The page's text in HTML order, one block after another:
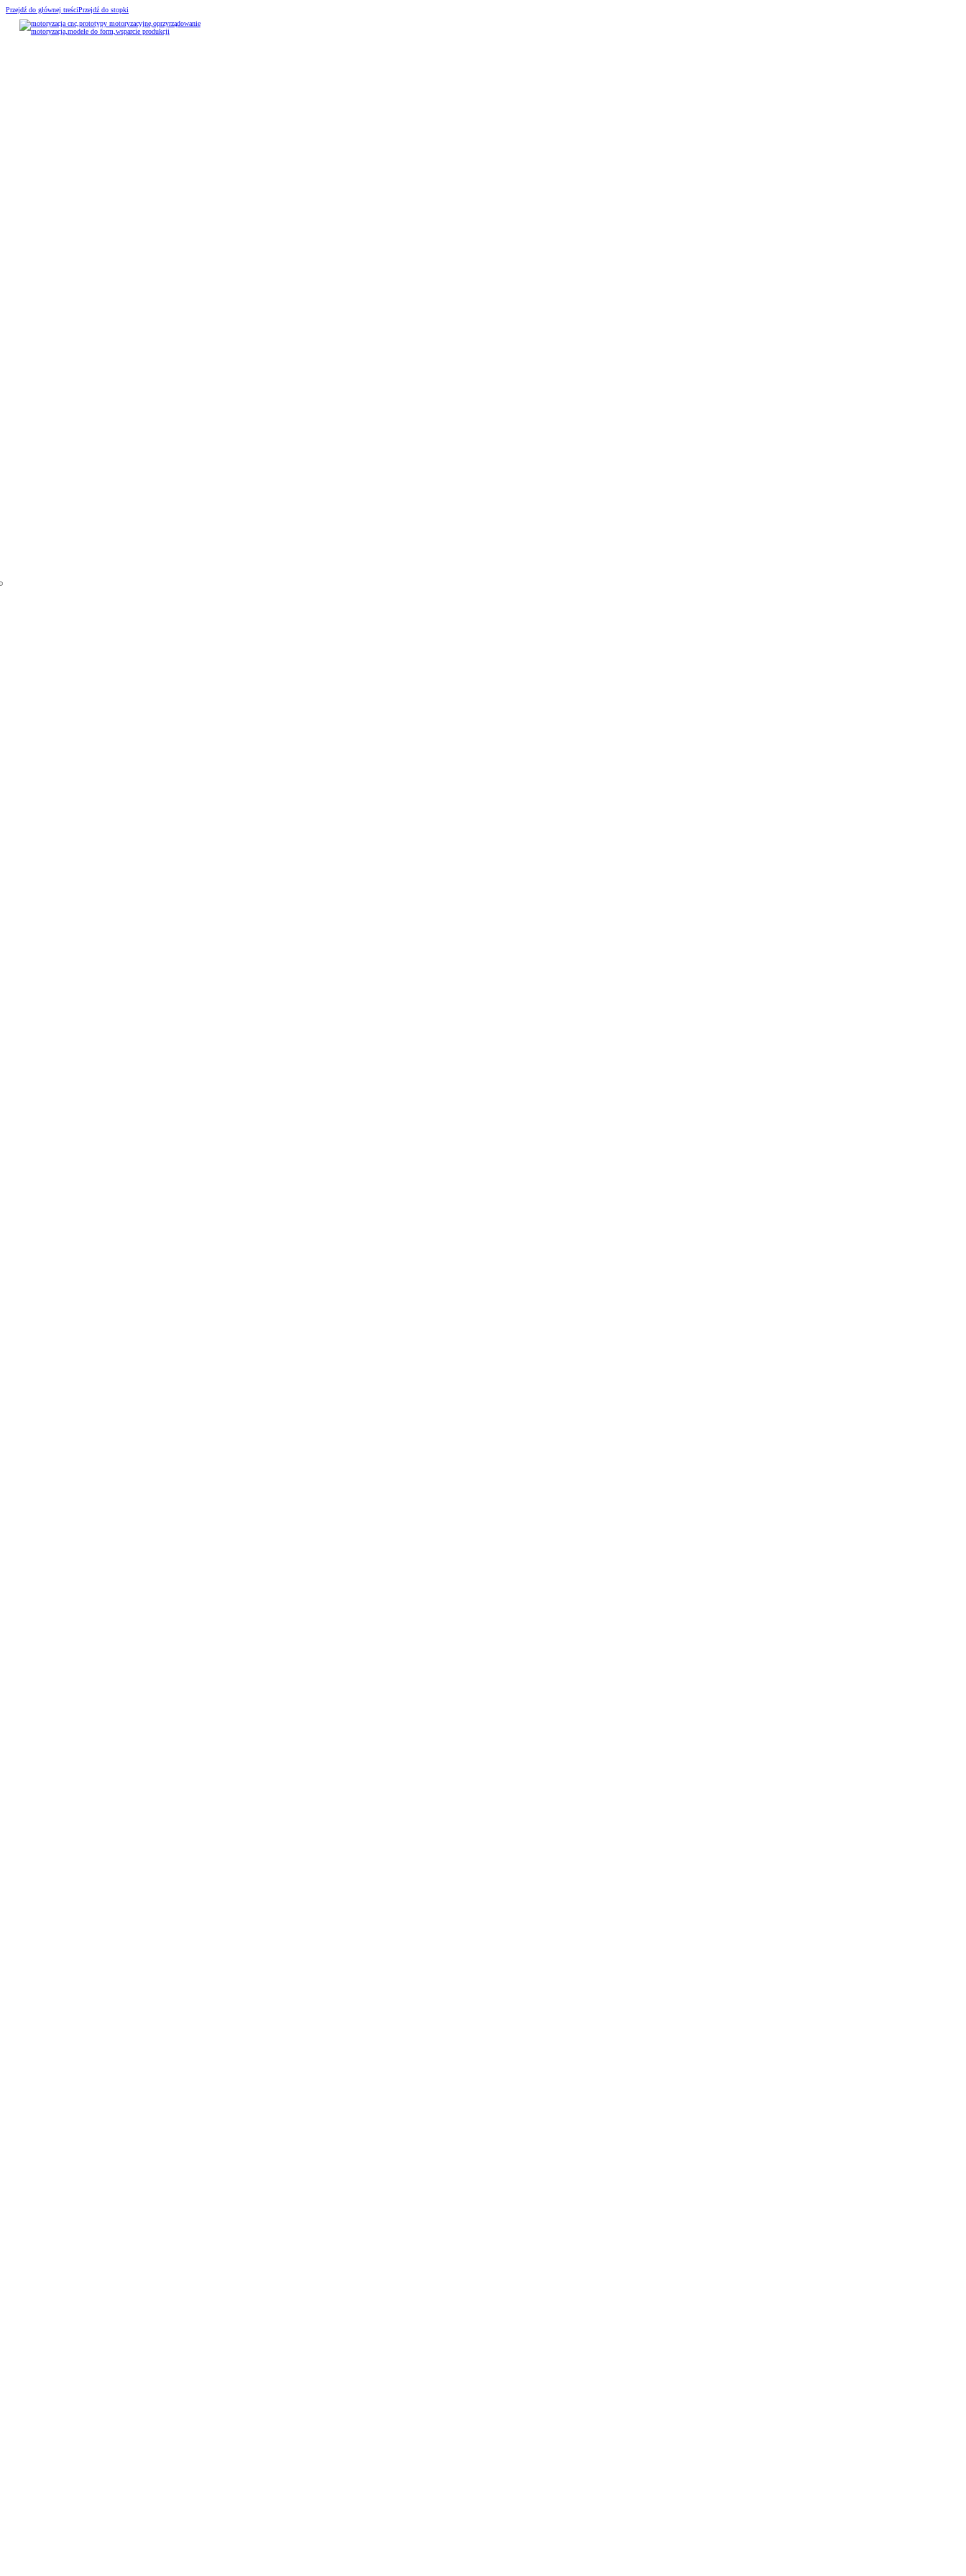
Przejdź do głównej treściPrzejdź do stopki